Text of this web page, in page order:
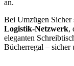
an.
Bei Umzügen
Logistik-Netzwerk,
eleganten
Bücherregal – sicher